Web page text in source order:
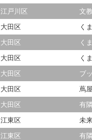
江戸川区
文
大田区
く
大田区
く
大田区
く
大田区
ブ
大田区
蔦
大田区
有
江東区
未
江東区
有